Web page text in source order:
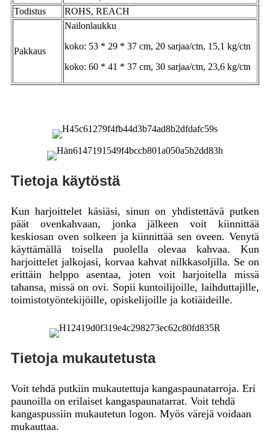
Todistus
ROHS, REACH
Pakkaus
Nailonlaukku
koko: 53 * 29 * 37 cm, 20 sarjaa/ctn, 15,1 kg/ctn
koko: 60 * 41 * 37 cm, 30 sarjaa/ctn, 23,6 kg/ctn
Tietoja käytöstä
Kun harjoittelet käsiäsi, sinun on yhdistettävä putken
päät ovenkahvaan, jonka jälkeen voit kiinnittää
keskiosan oven solkeen ja kiinnittää sen oveen. Venytä
käyttämällä toisella puolella olevaa kahvaa. Kun
harjoittelet jalkojasi, korvaa kahvat nilkkasoljilla. Se on
erittäin helppo asentaa, joten voit harjoitella missä
tahansa, missä on ovi. Sopii kuntoilijoille, laihduttajille,
toimistotyöntekijöille, opiskelijoille ja kotiäideille.
Tietoja mukautetusta
Voit tehdä putkiin mukautettuja kangaspaunatarroja. Eri
paunoilla on erilaiset kangaspaunatarrat. Voit tehdä
kangaspussiin mukautetun logon. Myös värejä voidaan
mukauttaa.